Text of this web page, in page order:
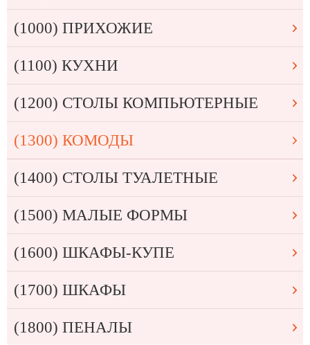
(1000) ПРИХОЖИЕ
(1100) КУХНИ
(1200) СТОЛЫ КОМПЬЮТЕРНЫЕ
(1300) КОМОДЫ
(1400) СТОЛЫ ТУАЛЕТНЫЕ
(1500) МАЛЫЕ ФОРМЫ
(1600) ШКАФЫ-КУПЕ
(1700) ШКАФЫ
(1800) ПЕНАЛЫ